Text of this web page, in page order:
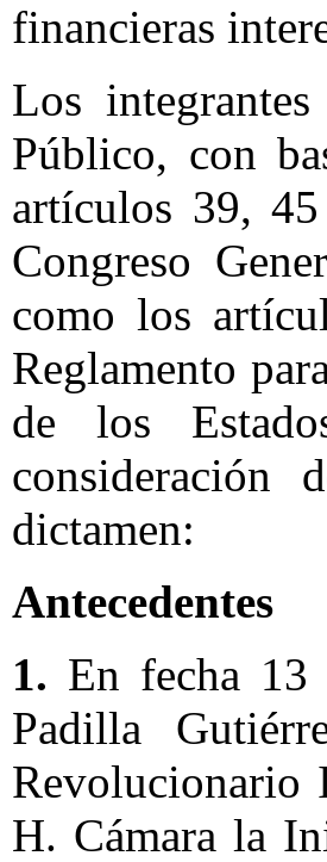
financieras
Los
Público, con
artículos 39,
Congreso
como los
Reglamento
de los
consideración
dictamen:
Antecedentes
1. En fecha
Padilla
Revolucionario
H. Cámara la